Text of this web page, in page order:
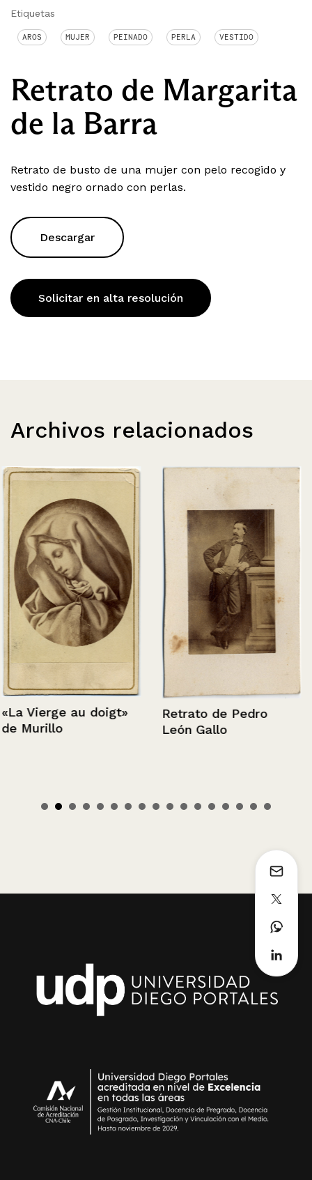
Etiquetas
AROS MUJER PEINADO PERLA VESTIDO
Retrato de Margarita
de la Barra
Retrato de busto de una mujer con pelo recogido y
vestido negro ornado con perlas.
Descargar
Solicitar en alta resolución
Archivos relacionados
«La Vierge au doigt»
de Murillo
Retrato de Pedro
León Gallo